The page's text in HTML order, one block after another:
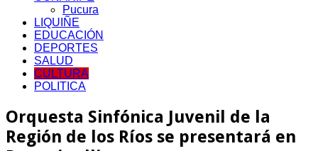
Pucura
LIQUIÑE
EDUCACIÓN
DEPORTES
SALUD
CULTURA
POLITICA
Orquesta Sinfónica Juvenil de la
Región de los Ríos se presentará en